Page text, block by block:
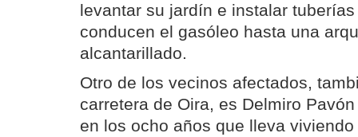
levantar su jardín e instalar
conducen el gasóleo hasta una
alcantarillado.
Otro de los vecinos afectados,
carretera de Oira, es Delmiro
en los ocho años que lleva